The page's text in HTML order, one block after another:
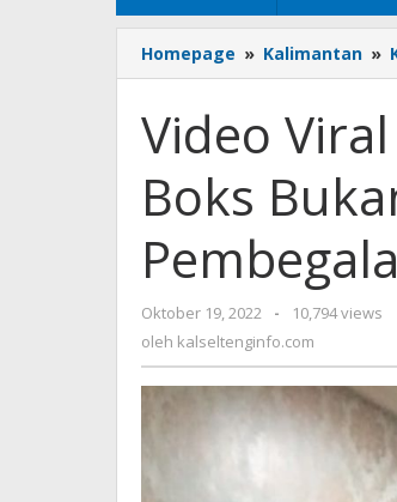
Homepage » Kalimantan »
Video
Boks
Oktober 19, 2022
oleh
-
10,794 views
oleh kalseltenginfo.com